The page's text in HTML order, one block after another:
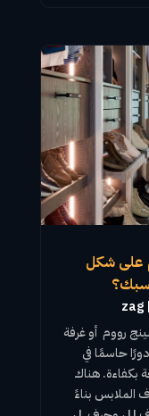
على شكل
zag
روومأوغرفة
حاسمًا في
بكفاءة. هناك
الملابس بناءً